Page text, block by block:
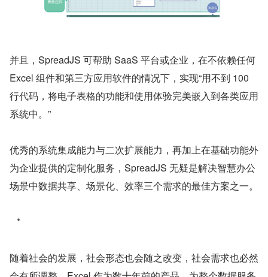
并且，SpreadJS 可帮助 SaaS 平台或企业，在不依赖任何
Excel 组件和第三方应用软件的情况下，实现“用不到 100
行代码，将电子表格的功能和使用体验完美嵌入到各类应用
系统中。”
优秀的系统集成能力与二次扩展能力，再加上在基础功能外
为企业提供的定制化服务，SpreadJS 无疑是解决智慧办公
场景中数据共享、场景化、效率三个需求的最佳方案之一。
*
随着社会的发展，社会形态也会随之改变，社会需求也必然